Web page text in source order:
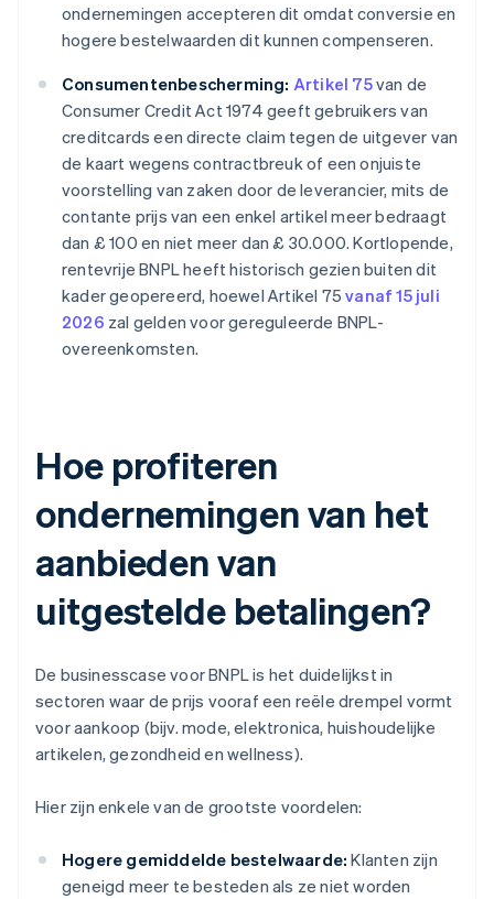
ondernemingen accepteren dit omdat conversie en
hogere bestelwaarden dit kunnen compenseren.
Consumentenbescherming: Artikel 75van de
Consumer Credit Act 1974 geeft gebruikers van
creditcards een directe claim tegen de uitgever van
de kaart wegens contractbreuk of een onjuiste
voorstelling van zaken door de leverancier, mits de
contante prijs van een enkel artikel meer bedraagt
dan £ 100 en niet meer dan £ 30.000. Kortlopende,
rentevrije BNPL heeft historisch gezien buiten dit
kader geopereerd, hoewel Artikel 75vanaf 15 juli
2026 zal gelden voor gereguleerde BNPL-
overeenkomsten.
Hoe profiteren
ondernemingen van het
aanbieden van
uitgestelde betalingen?
De businesscase voor BNPL is het duidelijkst in
sectoren waar de prijs vooraf een reële drempel vormt
voor aankoop (bijv. mode, elektronica, huishoudelijke
artikelen, gezondheid en wellness).
Hier zijn enkele van de grootste voordelen:
Hogere gemiddelde bestelwaarde: Klanten zijn
geneigd meer te besteden als ze niet worden